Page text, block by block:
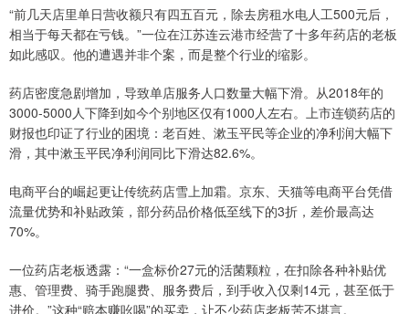
“前几天店里单日营收额只有四五百元，除去房租水电人工500元后，
相当于每天都在亏钱。”一位在江苏连云港市经营了十多年药店的老板
如此感叹。他的遭遇并非个案，而是整个行业的缩影。
药店密度急剧增加，导致单店服务人口数量大幅下滑。从2018年的
3000-5000人下降到如今个别地区仅有1000人左右。上市连锁药店的
财报也印证了行业的困境：老百姓、漱玉平民等企业的净利润大幅下
滑，其中漱玉平民净利润同比下滑达82.6%。
电商平台的崛起更让传统药店雪上加霜。京东、天猫等电商平台凭借
流量优势和补贴政策，部分药品价格低至线下的3折，差价最高达
70%。
一位药店老板透露：“一盒标价27元的活菌颗粒，在扣除各种补贴优
惠、管理费、骑手跑腿费、服务费后，到手收入仅剩14元，甚至低于
进价。”这种“赔本赚吆喝”的买卖，让不少药店老板苦不堪言。